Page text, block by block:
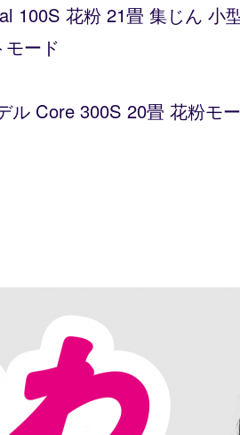
100S 花粉 21畳 集じん
ード
Core 300S 20畳 花粉モ